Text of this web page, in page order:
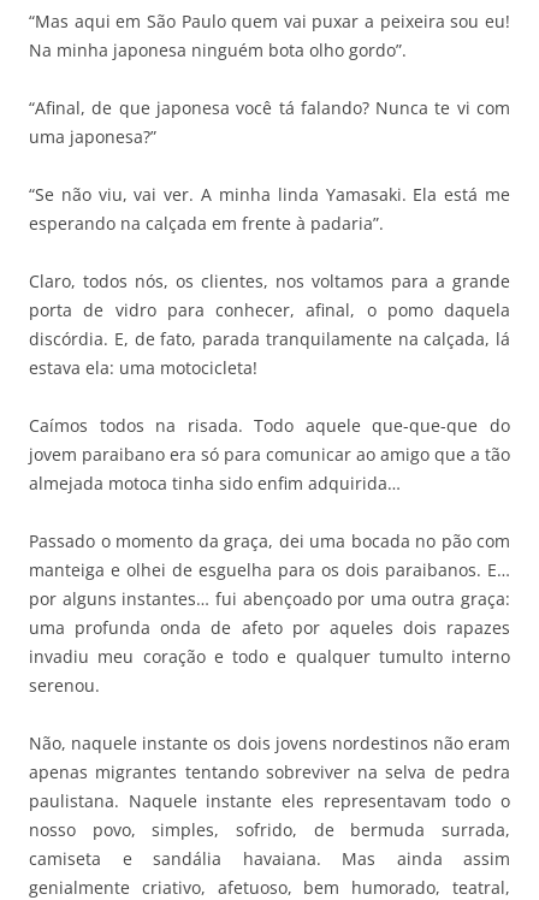
“Mas aqui em São Paulo quem vai puxar a peixeira sou eu!
Na minha japonesa ninguém bota olho gordo”.
“Afinal, de que japonesa você tá falando? Nunca te vi com
uma japonesa?”
“Se não viu, vai ver. A minha linda Yamasaki. Ela está me
esperando na calçada em frente à padaria”.
Claro, todos nós, os clientes, nos voltamos para a grande
porta de vidro para conhecer, afinal, o pomo daquela
discórdia. E, de fato, parada tranquilamente na calçada, lá
estava ela: uma motocicleta!
Caímos todos na risada. Todo aquele que-que-que do
jovem paraibano era só para comunicar ao amigo que a tão
almejada motoca tinha sido enfim adquirida…
Passado o momento da graça, dei uma bocada no pão com
manteiga e olhei de esguelha para os dois paraibanos. E…
por alguns instantes… fui abençoado por uma outra graça:
uma profunda onda de afeto por aqueles dois rapazes
invadiu meu coração e todo e qualquer tumulto interno
serenou.
Não, naquele instante os dois jovens nordestinos não eram
apenas migrantes tentando sobreviver na selva de pedra
paulistana. Naquele instante eles representavam todo o
nosso povo, simples, sofrido, de bermuda surrada,
camiseta e sandália havaiana. Mas ainda assim
genialmente criativo, afetuoso, bem humorado, teatral,